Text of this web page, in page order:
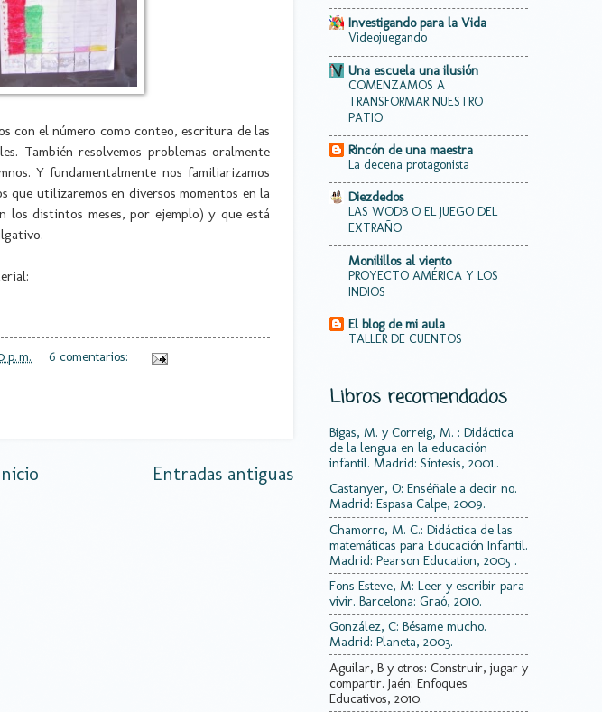
con el número como conteo, escritura de las
También resolvemos problemas oralmente
Y fundamentalmente nos familiarizamos
que utilizaremos en diversos momentos en la
los distintos meses, por ejemplo) y que está
p. m. 6 comentarios:
Entradas antiguas
Investigando para la Vida
Videojuegando
Una escuela una ilusión
COMENZAMOS A
TRANSFORMAR NUESTRO
PATIO
Rincón de una maestra
La decena protagonista
Diezdedos
LAS WODB O EL JUEGO DEL
EXTRAÑO
Monilillos al viento
PROYECTO AMÉRICA Y LOS
INDIOS
El blog de mi aula
TALLER DE CUENTOS
Libros recomendados
Bigas, M. y Correig, M. : Didáctica
de la lengua en la educación
infantil. Madrid: Síntesis, 2001..
Castanyer, O: Enséñale a decir no.
Madrid: Espasa Calpe, 2009.
Chamorro, M. C.: Didáctica de las
matemáticas para Educación Infantil.
Madrid: Pearson Education, 2005 .
Fons Esteve, M: Leer y escribir para
vivir. Barcelona: Graó, 2010.
González, C: Bésame mucho.
Madrid: Planeta, 2003.
Aguilar, B y otros: Construír, jugar y
compartir. Jaén: Enfoques
Educativos, 2010.